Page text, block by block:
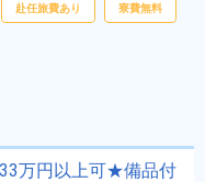
赴任旅費あり 寮費無料
万円以上可★備品付